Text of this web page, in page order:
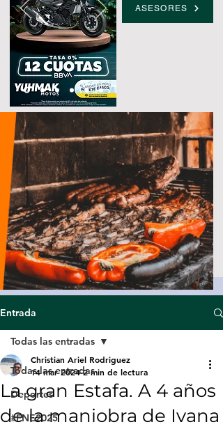
ASESORES
Entrada
Todas las entradas
Deportes
#FNE2025
Todas las entradas
La gran Estafa. A 4 años
de la maniobra de Ivana
Christian Ariel Rodriguez
14 mar 2024 2 min de lectura